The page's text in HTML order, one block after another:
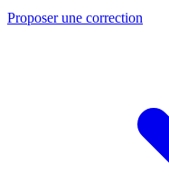
Proposer une correction